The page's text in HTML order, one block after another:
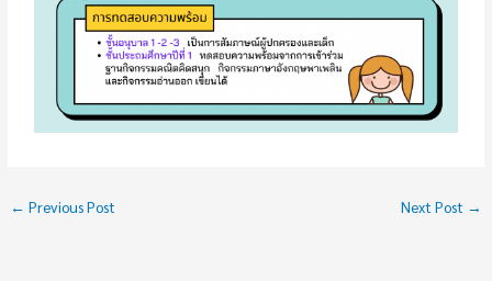
← Previous Post Next Post →